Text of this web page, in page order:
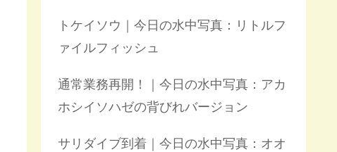
トケイソウ｜今日の水中写真：リトルフ
ァイルフィッシュ
通常業務再開！｜今日の水中写真：アカ
ホシイソハゼの背びれバージョン
サリダイブ到着｜今日の水中写真：オオ